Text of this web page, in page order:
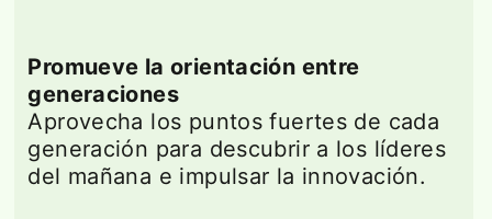
Promueve la orientación entre
generaciones
Aprovecha los puntos fuertes de cada
generación para descubrir a los líderes
del mañana e impulsar la innovación.